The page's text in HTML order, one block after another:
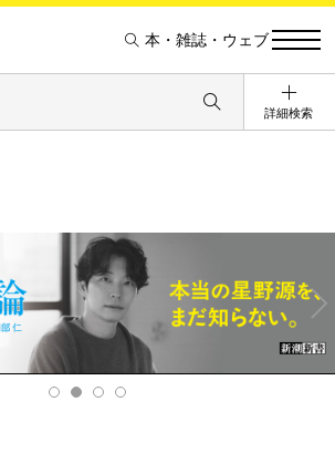
本・雑誌・ウェブ
詳細検索
Ne
xt